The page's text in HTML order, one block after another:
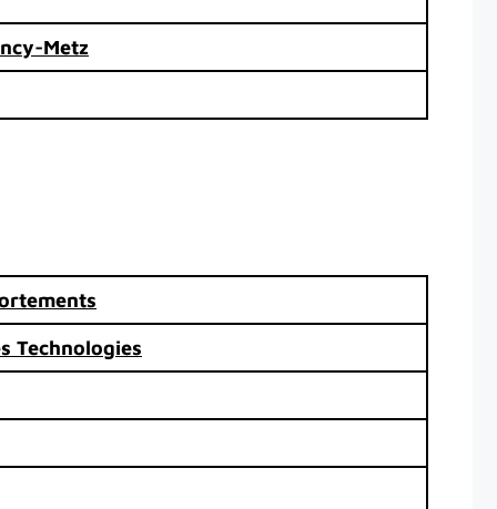
Metz
Technologies